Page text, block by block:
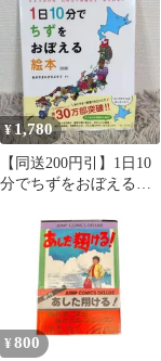
¥1,780
【同送200円引】1日10
分でちずをおぼえる絵
¥ 800